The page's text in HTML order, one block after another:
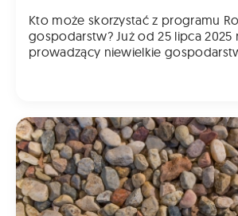
Kto może skorzystać z programu
gospodarstw? Już od 25 lipca 2025 roku rolnicy
prowadzący niewielkie